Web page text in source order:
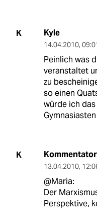
K Kyle
14.04.2010,
Peinlich was
veranstaltet
zu
so einen
würde ich das
K Kommentator
13.04.2010,
@Maria:
Der
Perspektive,